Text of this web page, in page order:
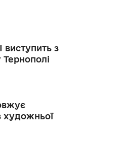
виступить з
художньої